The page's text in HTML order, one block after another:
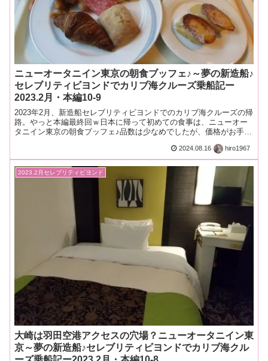
ニューオータニイン東京の朝食ブッフェ♪～夢の新造船♪
セレブリティビヨンドでカリブ海クルーズ乗船記ー
2023.2月・本編10-9
2023年2月、新造船セレブリティビヨンドでのカリブ海クルーズの帰
路。やっと本編最終回ｗ日本に帰って初めての食事は、ニューオー
タニイン東京の朝食ブッフェ♪品数は少なめでしたが、価格がお手頃
2024.08.16 hiro1967
2023.2月セレブリティビヨンド
大崎は羽田空港アクセスの穴場？ニューオータニイン東
京～夢の新造船♪セレブリティビヨンドでカリブ海クル